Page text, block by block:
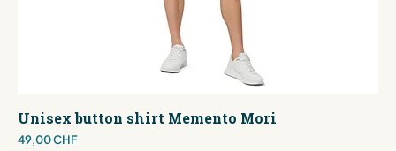
Unisex button shirt Memento Mori
Preis
49,00 CHF